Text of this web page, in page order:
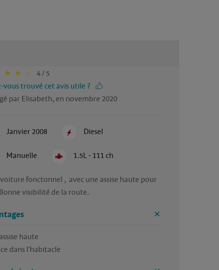
4 / 5
vous trouvé cet avis utile ?
par Elisabeth, en novembre 2020
Janvier 2008 Diesel
Manuelle 1.5L - 111 ch
fonctonnel ,  avec une assise haute pour
visibilité de la route.
haute
dans l'habitacle